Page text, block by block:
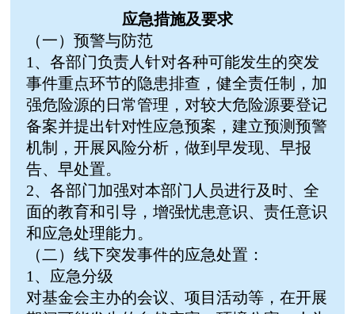
应急措施及要求
（一）预警与防范
1、各部门负责人针对各种可能发生的突发
事件重点环节的隐患排查，健全责任制，加
强危险源的日常管理，对较大危险源要登记
备案并提出针对性应急预案，建立预测预警
机制，开展风险分析，做到早发现、早报
告、早处置。
2、各部门加强对本部门人员进行及时、全
面的教育和引导，增强忧患意识、责任意识
和应急处理能力。
（二）线下突发事件的应急处置：
1、应急分级
对基金会主办的会议、项目活动等，在开展